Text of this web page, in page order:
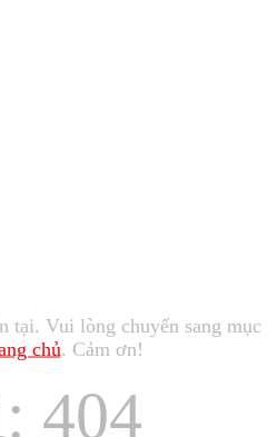
tại. Vui lòng chuyển sang mục
chủ. Cảm ơn!
404